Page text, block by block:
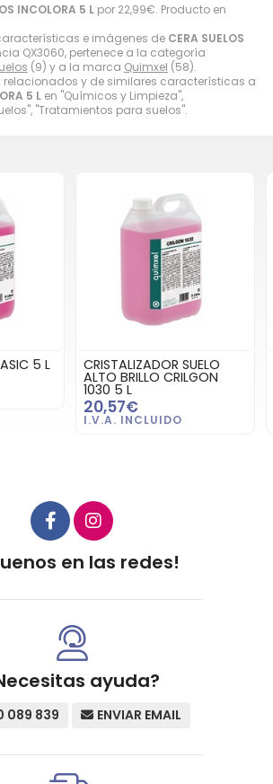
INCOLORA 5 L por 22,99€. Producto en
e imágenes de CERA SUELOS
QX3060, pertenece a la categoría
(9) y a la marca Quimxel (58).
relacionados y de similares características a
5 L en "Químicos y Limpieza",
"Tratamientos para suelos".
CRISTALIZADOR SUELO
ALTO BRILLO CRILGON
1030 5 L
20,57€
en las redes!
ayuda?
089 839 ENVIAR EMAIL